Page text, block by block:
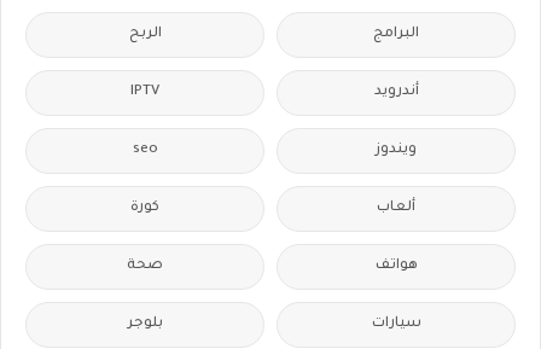
البرامج الربح
أندرويد IPTV
ويندوز seo
ألعاب كورة
هواتف صحة
سيارات بلوجر